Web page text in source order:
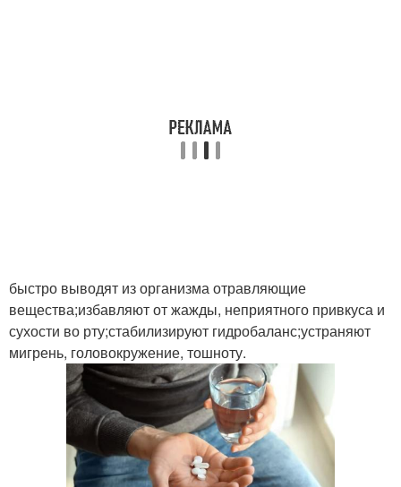
быстро выводят из организма отравляющие
вещества;избавляют от жажды, неприятного привкуса и
сухости во рту;стабилизируют гидробаланс;устраняют
мигрень, головокружение, тошноту.